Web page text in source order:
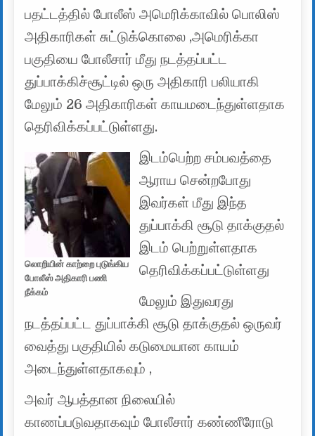
பதட்டத்தில் போலீஸ் அமெரிக்காவில் பொலிஸ்
அதிகாரிகள் சுட்டுக்கொலை ,அமெரிக்கா
பகுதியை போலீசார் மீது நடத்தப்பட்ட
துப்பாக்கிச்சூட்டில் ஒரு அதிகாரி பலியாகி
மேலும் 26 அதிகாரிகள் காயமடைந்துள்ளதாக
தெரிவிக்கப்பட்டுள்ளது.
லொறியின் காற்றை புடுங்கிய
போலீஸ் அதிகாரி பணி
நீக்கம்
இடம்பெற்ற சம்பவத்தை
ஆராய சென்றபோது
இவர்கள் மீது இந்த
துப்பாக்கி சூடு தாக்குதல்
இடம் பெற்றுள்ளதாக
தெரிவிக்கப்பட்டுள்ளது
மேலும் இதுவரது
நடத்தப்பட்ட துப்பாக்கி சூடு தாக்குதல் ஒருவர்
வைத்து பகுதியில் கடுமையான காயம்
அடைந்துள்ளதாகவும் ,
அவர் ஆபத்தான நிலையில்
காணப்படுவதாகவும் போலீசார் கண்ணீரோடு